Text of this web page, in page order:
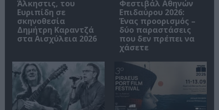
Άλκηστις, του
Ευριπίδη σε
σκηνοθεσία
Δημήτρη Καραντζά
στα Αισχύλεια 2026
Φεστιβάλ Αθηνών
Επιδαύρου 2026:
Ένας προορισμός –
δύο παραστάσεις
που δεν πρέπει να
χάσετε